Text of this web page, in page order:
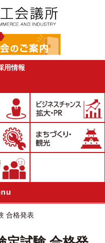
用情報
合格発表